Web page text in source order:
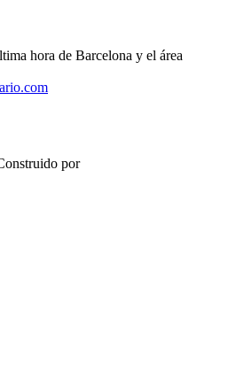
hora de Barcelona y el área
por